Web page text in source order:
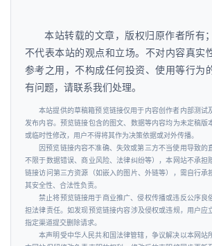
本站转载的文章，版权归原作者所有
不代表本站的观点和立场。不对内容真实
参考之用，不构成任何投资、使用等行为
有问题，请联系我们处理。
本站提供的草稿箱预览链接仅用于内容创作者内部测试
发布内容。预览链接包含的图文、数据等内容均为未定稿版
或临时性修改，用户不得将其作为决策依据或对外传播。
因预览链接内容不准确、失效或第三方不当使用导致的
不限于数据错误、商业风险、法律纠纷等），本网站不承担
链接访问第三方资源（如嵌入的图片、外链等），需自行承
其安全性、合法性负责。
禁止将预览链接用于商业推广、侵权传播或违反公序良
担法律责任。如发现预览链接内容涉及侵权或违规，用户应
指定渠道提交删除请求。
本声明受中华人民共和国法律管辖，争议解决以本网站